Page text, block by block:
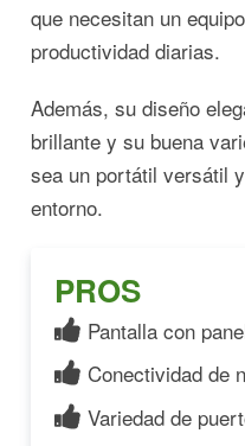
que necesitan un
productividad diarias.
Además, su diseño
brillante y su buena
sea un portátil versátil
entorno.
PROS
Pantalla con
Conectividad de
Variedad de